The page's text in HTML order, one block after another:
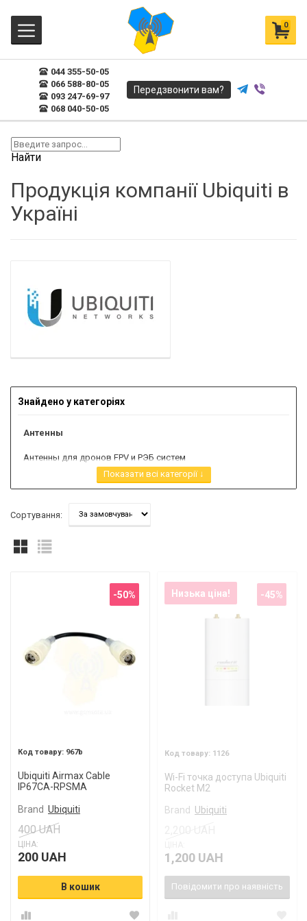
0
044 355-50-05
066 588-80-05
093 247-69-97
068 040-50-05
Передзвонити вам?
Найти
Продукція компанії Ubiquiti в
Україні
Знайдено у категоріях
Антенны
Антенны для дронов FPV и РЭБ систем
Модемы роутеры
Показати всі категорії ↓
Сортування:
-50%
967b
Ubiquiti Airmax Cable
IP67CA-RPSMA
Brand Ubiquiti
400 UAH
ЦІНА:
200 UAH
В кошик
Низька ціна! -45%
1126
Wi-Fi точка доступа Ubiquiti
Rocket M2
Brand Ubiquiti
1,200 UAH
Повідомити про наявність